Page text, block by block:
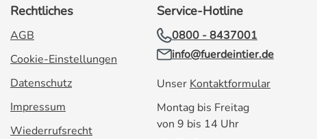
Rechtliches
AGB
Cookie-Einstellungen
Datenschutz
Impressum
Wiederrufsrecht
Service-Hotline
0800 - 8437001
info@fuerdeintier.de
Unser Kontaktformular
Montag bis Freitag
von 9 bis 14 Uhr